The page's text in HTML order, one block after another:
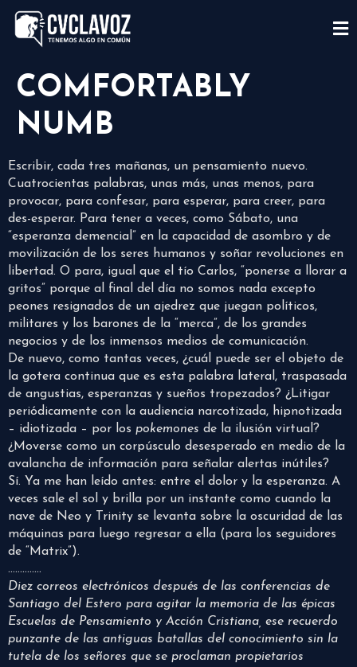
COMFORTABLY
NUMB
Escribir, cada tres mañanas, un pensamiento nuevo.
Cuatrocientas palabras, unas más, unas menos, para
provocar, para confesar, para esperar, para creer, para
des-esperar. Para tener a veces, como Sábato, una
“esperanza demencial” en la capacidad de asombro y de
movilización de los seres humanos y soñar revoluciones en
libertad. O para, igual que el tío Carlos, “ponerse a llorar a
gritos” porque al final del día no somos nada excepto
peones resignados de un ajedrez que juegan políticos,
militares y los barones de la “merca”, de los grandes
negocios y de los inmensos medios de comunicación.
De nuevo, como tantas veces, ¿cuál puede ser el objeto de
la gotera continua que es esta palabra lateral, traspasada
de angustias, esperanzas y sueños tropezados? ¿Litigar
periódicamente con la audiencia narcotizada, hipnotizada
– idiotizada – por los pokemones de la ilusión virtual?
¿Moverse como un corpúsculo desesperado en medio de la
avalancha de información para señalar alertas inútiles?
Sí. Ya me han leído antes: entre el dolor y la esperanza. A
veces sale el sol y brilla por un instante como cuando la
nave de Neo y Trinity se levanta sobre la oscuridad de las
máquinas para luego regresar a ella (para los seguidores
de “Matrix”).
…………..
Diez correos electrónicos después de las conferencias de
Santiago del Estero para agitar la memoria de las épicas
Escuelas de Pensamiento y Acción Cristiana, ese recuerdo
punzante de las antiguas batallas del conocimiento sin la
tutela de los señores que se proclaman propietarios